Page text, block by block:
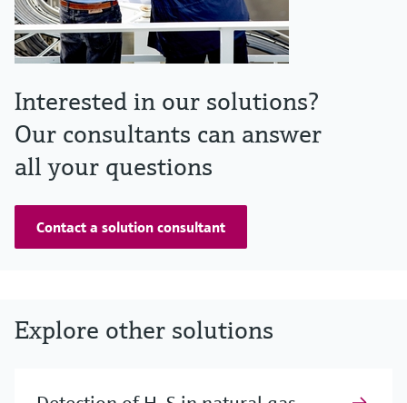
Interested in our solutions?
Our consultants can answer
all your questions
Contact a solution consultant
Explore other solutions